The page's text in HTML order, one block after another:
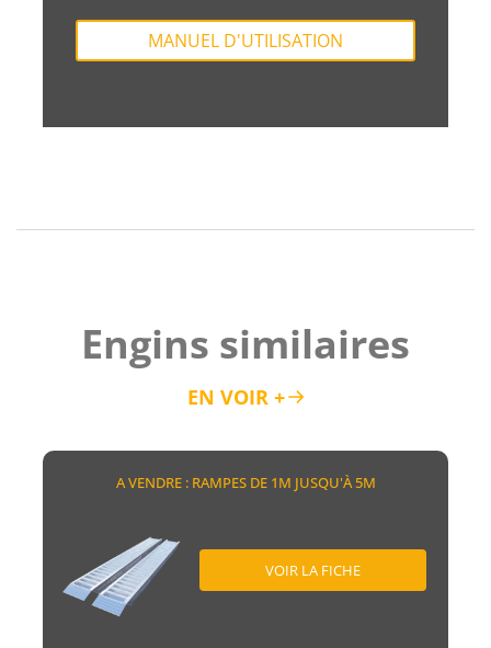
MANUEL D'UTILISATION
Engins similaires
EN VOIR +
A VENDRE : RAMPES DE 1M JUSQU'À 5M
VOIR LA FICHE